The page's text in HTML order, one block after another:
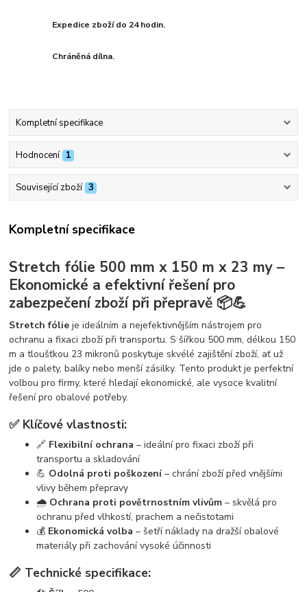
Expedice zboží do 24 hodin.
Chráněná dílna.
Kompletní specifikace
Hodnocení 1
Související zboží 3
Kompletní specifikace
Stretch fólie 500 mm x 150 m x 23 my –
Ekonomické a efektivní řešení pro
zabezpečení zboží při přepravě 📦💪
Stretch fólie je ideálním a nejefektivnějším nástrojem pro
ochranu a fixaci zboží při transportu. S šířkou 500 mm, délkou 150
m a tloušťkou 23 mikronů poskytuje skvélé zajištění zboží, ať už
jde o palety, balíky nebo menší zásilky. Tento produkt je perfektní
volbou pro firmy, které hledají ekonomické, ale vysoce kvalitní
řešení pro obalové potřeby.
✅ Klíčové vlastnosti:
🔗 Flexibilní ochrana – ideální pro fixaci zboží při
transportu a skladování
💪 Odolná proti poškození– chrání zboží před vnějšími
vlivy během přepravy
🌧️ Ochrana proti povětrnostním vlivům – skvělá pro
ochranu před vlhkostí, prachem a nečistotami
💰 Ekonomická volba – šetří náklady na dražší obalové
materiály při zachování vysoké účinnosti
📏 Technické specifikace: